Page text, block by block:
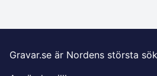
Gravar.se är Nordens största